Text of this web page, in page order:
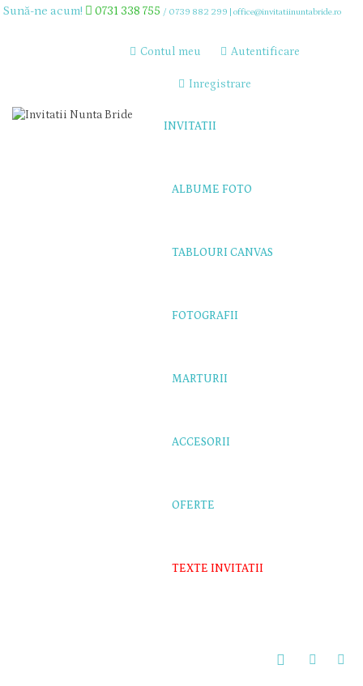
Sună-ne acum! 0731 338 755 / 0739 882 299 office@invitatiinuntabride.ro
Contul meu Autentificare
Inregistrare
INVITATII
ALBUME FOTO
TABLOURI CANVAS
FOTOGRAFII
MARTURII
ACCESORII
OFERTE
TEXTE INVITATII